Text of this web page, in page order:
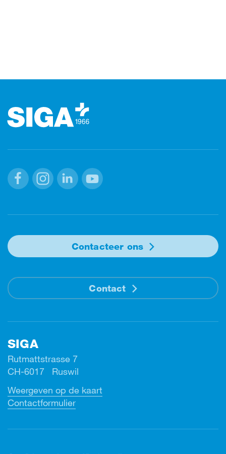
Contacteer ons
Contact
SIGA
Rutmattstrasse 7
CH-6017 Ruswil
Weergeven op de kaart
Contactformulier